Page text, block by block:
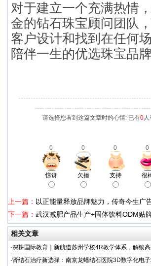
对于建立一个充满热情
金的钻石珠宝顾问团队
客户设计和找到在任何
陪伴一生的优选珠宝品牌
请选择您看到这篇文章时的心情: 已有0人
0 0 0 0
惊讶 欠揍 支持 很
上一篇： 以正能量释放品牌魅力，传奇今生广
下一篇： 武汉减肥产品生产+固体饮料ODM贴
相关文章
·深耕国际教育｜新航道苏州学校4R教学体系，解锁
学备考之路
·肾结石治疗新选择：南京龙蟠结石医院3D数字化电